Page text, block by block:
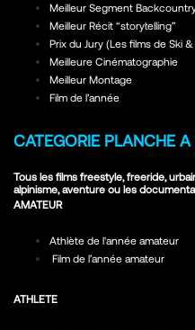
Meilleur Segment
Meilleur Récit “storytelling”
Prix du Jury (Les films de Ski
Meilleure Cinématographie
Meilleur Montage
Film de l’année
CATEGORIE PLANCHE A
Tous les films freestyle, freeride,
alpinisme, aventure ou les
AMATEUR
Athlète de l'année amateur
Film de l’année amateur
ATHLETE